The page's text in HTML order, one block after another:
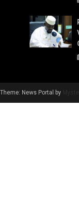
|Theme: News Portal by